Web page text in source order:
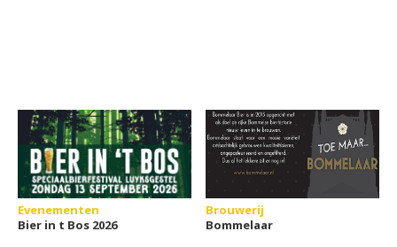
Evenementen
Bier in t Bos 2026
Brouwerij
Bommelaar